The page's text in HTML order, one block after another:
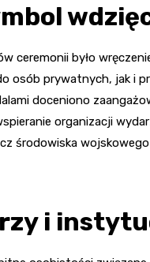
ceremonii było
osób prywatnych, jak i
doceniono
organizacji
środowiska
i